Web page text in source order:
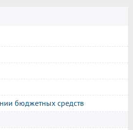
бюджетных средств